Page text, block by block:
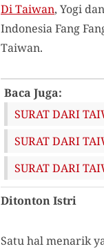
Di Taiwan, Yogi
Indonesia Fang
Taiwan.
Baca Juga:
SURAT DARI
SURAT DARI
SURAT DARI
Ditonton Istri
Satu hal menarik